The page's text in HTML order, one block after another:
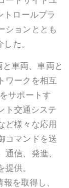
トロールプラ
ションととも
た。
車両、車両と
ワークを相互
サポートす
ト交通システ
ど様々な応用
コマンドを送
信、発進、
供。
を取得し、